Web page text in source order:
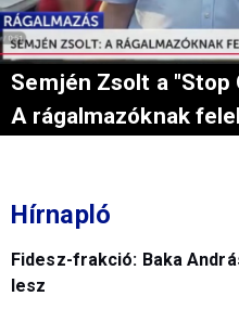
Semjén Zsolt a
A rágalmazóknak
Hírnapló
Fidesz-frakció: Baka
lesz